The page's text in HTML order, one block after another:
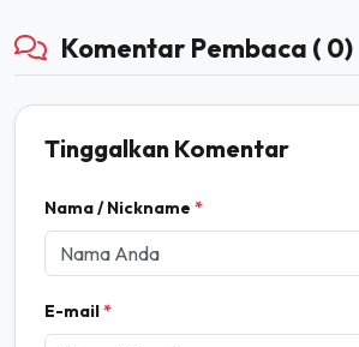
Komentar Pembaca ( 0)
Tinggalkan Komentar
Nama / Nickname *
E-mail*